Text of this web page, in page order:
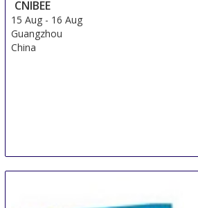
CNIBEE
15 Aug - 16 Aug
Guangzhou
China